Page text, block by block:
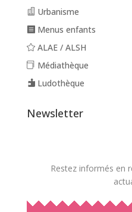
Urbanisme
Menus enfants
ALAE / ALSH
Médiathèque
Ludothèque
Newsletter
Restez informés en